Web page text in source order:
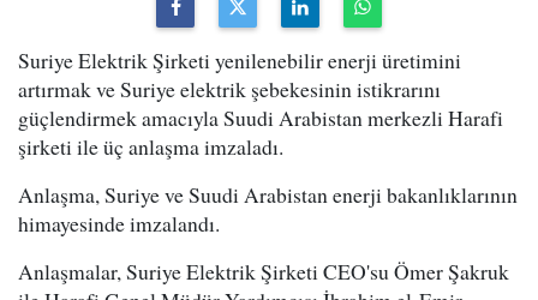
Suriye Elektrik Şirketi yenilenebilir enerji üretimini
artırmak ve Suriye elektrik şebekesinin istikrarını
güçlendirmek amacıyla Suudi Arabistan merkezli Harafi
şirketi ile üç anlaşma imzaladı.
Anlaşma, Suriye ve Suudi Arabistan enerji bakanlıklarının
himayesinde imzalandı.
Anlaşmalar, Suriye Elektrik Şirketi CEO'su Ömer Şakruk